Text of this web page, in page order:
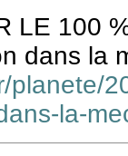
LE 100
dans la
planete/
la-